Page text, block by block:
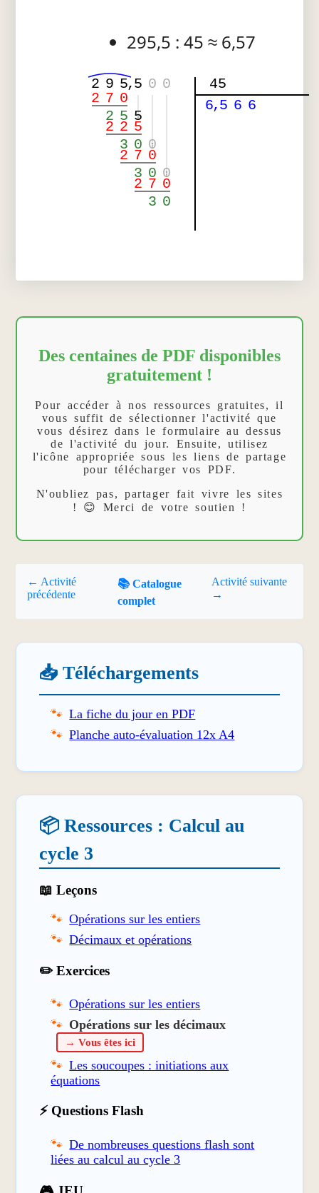
295,5 : 45 ≈ 6,57
2 9 5 5
, 0 0
45
6,5 6 6
0
7
2
5
2 5
5
2
2
0
3 0
0
7
2
0
3 0
0
7
2
0
3
Des centaines de PDF disponibles
gratuitement !
Pour accéder à nos ressources gratuites, il
vous suffit de sélectionner l'activité que
vous désirez dans le formulaire au dessus
de l'activité du jour. Ensuite, utilisez
l'icône appropriée sous les liens de partage
pour télécharger vos PDF.
N'oubliez pas, partager fait vivre les sites
! 😊 Merci de votre soutien !
← Activité
précédente
📚 Catalogue
complet
Activité suivante
→
📥 Téléchargements
La fiche du jour en PDF
Planche auto-évaluation 12x A4
📦 Ressources : Calcul au
cycle 3
📖 Leçons
Opérations sur les entiers
Décimaux et opérations
✏️ Exercices
Opérations sur les entiers
Opérations sur les décimaux
→ Vous êtes ici
Les soucoupes : initiations aux
équations
⚡ Questions Flash
De nombreuses questions flash sont
liées au calcul au cycle 3